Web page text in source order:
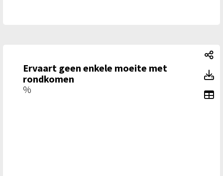
Ervaart geen enkele moeite met
rondkomen
%